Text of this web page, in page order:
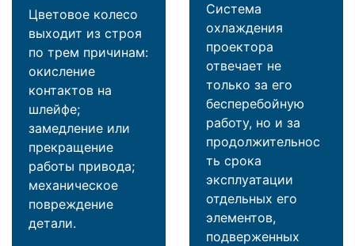
Цветовое колесо
выходит из строя
по трем причинам:
окисление
контактов на
шлейфе;
замедление или
прекращение
работы привода;
механическое
повреждение
детали.
Система
охлаждения
проектора
отвечает не
только за его
бесперебойную
работу, но и за
продолжительнос
ть срока
эксплуатации
отдельных его
элементов,
подверженных